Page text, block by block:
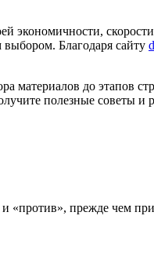
экономичности,
выбором. Благодаря сайту
материалов до этапов
полезные советы
прежде чем